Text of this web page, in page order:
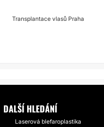
Transplantace vlasů Praha
DALŠÍ HLEDÁNÍ
Laserová blefaroplastika